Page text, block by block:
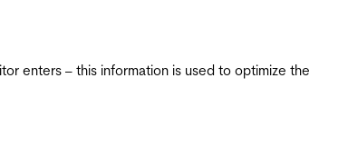
enters – this information is used to optimize the